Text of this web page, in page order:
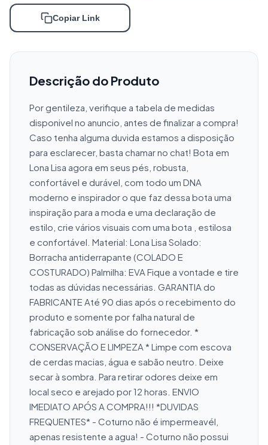
Copiar Link
Descrição do Produto
Por gentileza, verifique a tabela de medidas
disponivel no anuncio, antes de finalizar a compra!
Caso tenha alguma duvida estamos a disposição
para esclarecer, basta chamar no chat! Bota em
Lona Lisa agora em seus pés, robusta,
confortável e durável, com todo um DNA
moderno e inspirador o que faz dessa bota uma
inspiração para a moda e uma declaração de
estilo, crie vários visuais com uma bota , estilosa
e confortável. Material: Lona Lisa Solado:
Borracha antiderrapante (COLADO E
COSTURADO) Palmilha: EVA Fique a vontade e tire
todas as dúvidas necessárias. GARANTIA do
FABRICANTE Até 90 dias após o recebimento do
produto e somente por falha natural de
fabricação sob análise do fornecedor. *
CONSERVAÇÃO E LIMPEZA * Limpe com escova
de cerdas macias, água e sabão neutro. Deixe
secar à sombra. Para retirar odores deixe em
local seco e arejado por 12 horas. ENVIO
IMEDIATO APÓS A COMPRA!!! *DUVIDAS
FREQUENTES* - Coturno não é impermeavél,
apenas resistente a agua! - Coturno não possui